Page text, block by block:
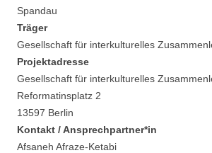
Spandau
Träger
Gesellschaft für interkulturelles
Projektadresse
Gesellschaft für interkulturelles
Reformatinsplatz 2
13597 Berlin
Kontakt / Ansprechpartner*in
Afsaneh Afraze-Ketabi